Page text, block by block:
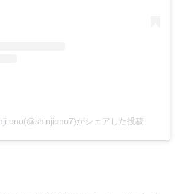
ono(@shinjiono7)がシェアした投稿